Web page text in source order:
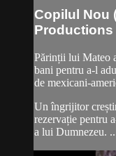
Copilul Nou
Productions
Părinții lui Mateo
bani pentru a-l
de mexicani-
Un îngrijitor
rezervație pentru
a lui Dumnezeu.